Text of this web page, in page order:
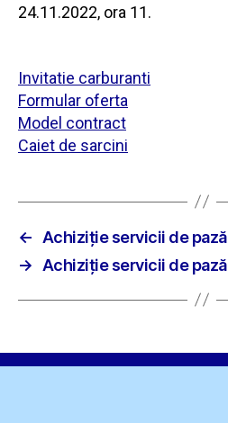
24.11.2022, ora 11.
Invitatie carburanti
Formular oferta
Model contract
Caiet de sarcini
← Achiziție servicii de pază
→ Achiziție servicii de pază